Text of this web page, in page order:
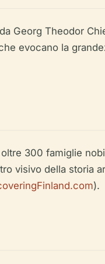
Georg Theodor
evocano la
300 famiglie
visivo della storia
).